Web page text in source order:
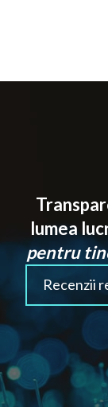
lumea
pentru
Recenzii